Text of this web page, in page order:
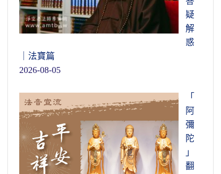
疑
解
惑
｜法寶篇
2026-08-05
「
阿
彌
陀
」
翻